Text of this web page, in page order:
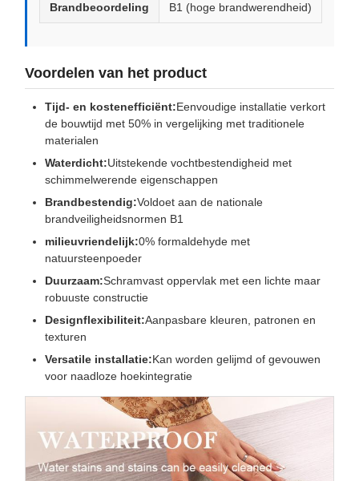
Brandbeoordeling B1 (hoge brandwerendheid)
Voordelen van het product
Tijd- en kostenefficiënt:Eenvoudige installatie verkort
de bouwtijd met 50% in vergelijking met traditionele
materialen
Waterdicht:Uitstekende vochtbestendigheid met
schimmelwerende eigenschappen
Brandbestendig:Voldoet aan de nationale
brandveiligheidsnormen B1
milieuvriendelijk:0% formaldehyde met
natuursteenpoeder
Duurzaam:Schramvast oppervlak met een lichte maar
robuuste constructie
Designflexibiliteit:Aanpasbare kleuren, patronen en
texturen
Versatile installatie:Kan worden gelijmd of gevouwen
voor naadloze hoekintegratie